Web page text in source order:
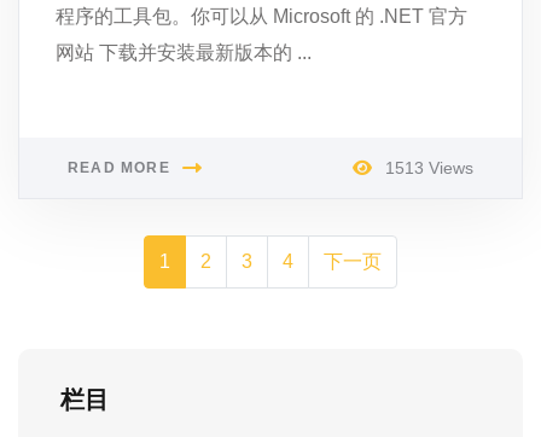
程序的工具包。你可以从 Microsoft 的 .NET 官方
网站 下载并安装最新版本的 ...
READ MORE 1513 Views
1 2 3 4 下一页
栏目